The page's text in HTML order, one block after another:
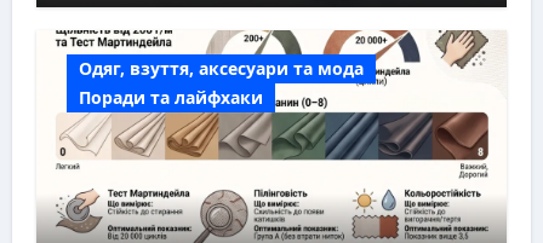
Одяг, взуття, аксесуари та мода
Поради та лайфхаки